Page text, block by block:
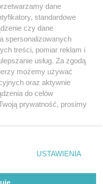
korzystania z portali
Skontakuj sięz nami
Kontakt
Wydawca
Redakcja
dane
standardowe
czy dane
spersonalizowanych
treści, pomiar reklam i
usług. Za zgodą
możemy używać
oraz aktywnie
do celów
prywatność, prosimy
dolnym rogu strony
danych nie wymagają
sprzeciwić się
będą miały
USTAWIENIA